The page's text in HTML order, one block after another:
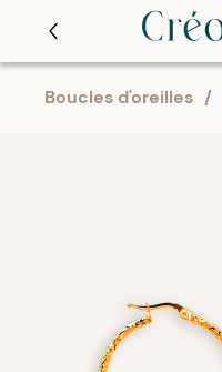
Boucles d'oreilles /